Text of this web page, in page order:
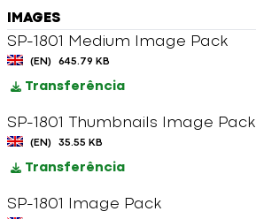
IMAGES
SP-1801 Medium Image Pack
(EN) 645.79 KB
Transferência
SP-1801 Thumbnails Image Pack
(EN) 35.55 KB
Transferência
SP-1801 Image Pack